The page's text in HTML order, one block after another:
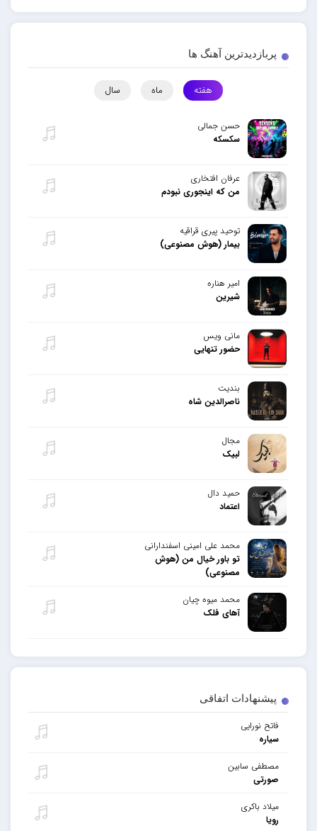
پیشنهادات اتفاقی
فاتح نورایی
سیاره
مصطفی سابین
صورتی
میلاد باکری
رویا
پربازدیدترین آهنگ ها
هفته ماه سال
حسن جمالی
سکسکه
عرفان افتخاری
من که اینجوری نبودم
توحید پیری قراقیه
بیمار (هوش مصنوعی)
امیر هناره
شیرین
مانی ویس
حضور تنهایی
بندیت
ناصرالدین شاه
مجال
لبیک
حمید دال
اعتماد
محمد علی امینی اسفندارانی
تو باور خیال من (هوش
مصنوعی)
محمد میوه چیان
آهای فلک